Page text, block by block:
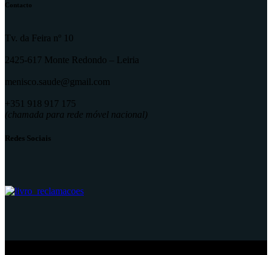
Contacto
Tv. da Feira nº 10
2425-617 Monte Redondo – Leiria
menisco.saude@gmail.com
+351 918 917 175
(chamada para rede móvel nacional)
Redes Sociais